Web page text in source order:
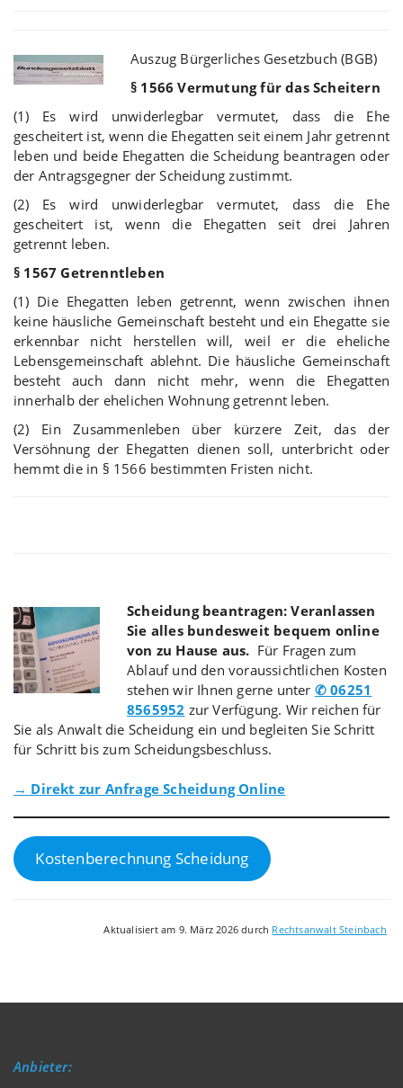
Auszug Bürgerliches Gesetzbuch (BGB)
§ 1566 Vermutung für das Scheitern
(1) Es wird unwiderlegbar vermutet, dass die Ehe
gescheitert ist, wenn die Ehegatten seit einem Jahr getrennt
leben und beide Ehegatten die Scheidung beantragen oder
der Antragsgegner der Scheidung zustimmt.
(2) Es wird unwiderlegbar vermutet, dass die Ehe
gescheitert ist, wenn die Ehegatten seit drei Jahren
getrennt leben.
§ 1567 Getrenntleben
(1) Die Ehegatten leben getrennt, wenn zwischen ihnen
keine häusliche Gemeinschaft besteht und ein Ehegatte sie
erkennbar nicht herstellen will, weil er die eheliche
Lebensgemeinschaft ablehnt. Die häusliche Gemeinschaft
besteht auch dann nicht mehr, wenn die Ehegatten
innerhalb der ehelichen Wohnung getrennt leben.
(2) Ein Zusammenleben über kürzere Zeit, das der
Versöhnung der Ehegatten dienen soll, unterbricht oder
hemmt die in § 1566 bestimmten Fristen nicht.
Scheidung beantragen: Veranlassen
Sie alles bundesweit bequem online
von zu Hause aus. Für Fragen zum
Ablauf und den voraussichtlichen Kosten
stehen wir Ihnen gerne unter ✆ 06251
8565952 zur Verfügung. Wir reichen für
Sie als Anwalt die Scheidung ein und begleiten Sie Schritt
für Schritt bis zum Scheidungsbeschluss.
→ Direkt zur Anfrage Scheidung Online
Kostenberechnung Scheidung
Aktualisiert am 9. März 2026 durch Rechtsanwalt Steinbach
Anbieter: